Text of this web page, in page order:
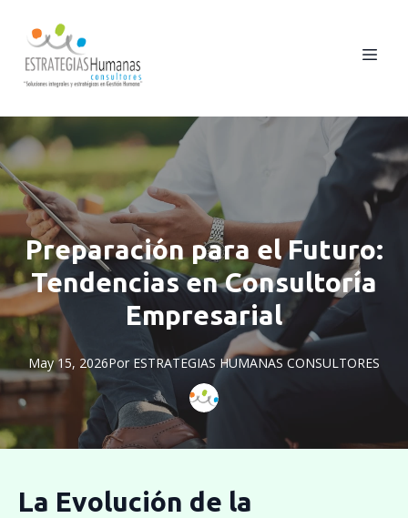
Preparación para el Futuro:
Tendencias en Consultoría
Empresarial
May 15, 2026Por ESTRATEGIAS HUMANAS CONSULTORES
La Evolución de la